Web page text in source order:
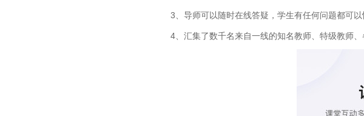
3、导师可以随时在线答疑，学生有任何问题都可以
4、汇集了数千名来自一线的知名教师、特级教师、